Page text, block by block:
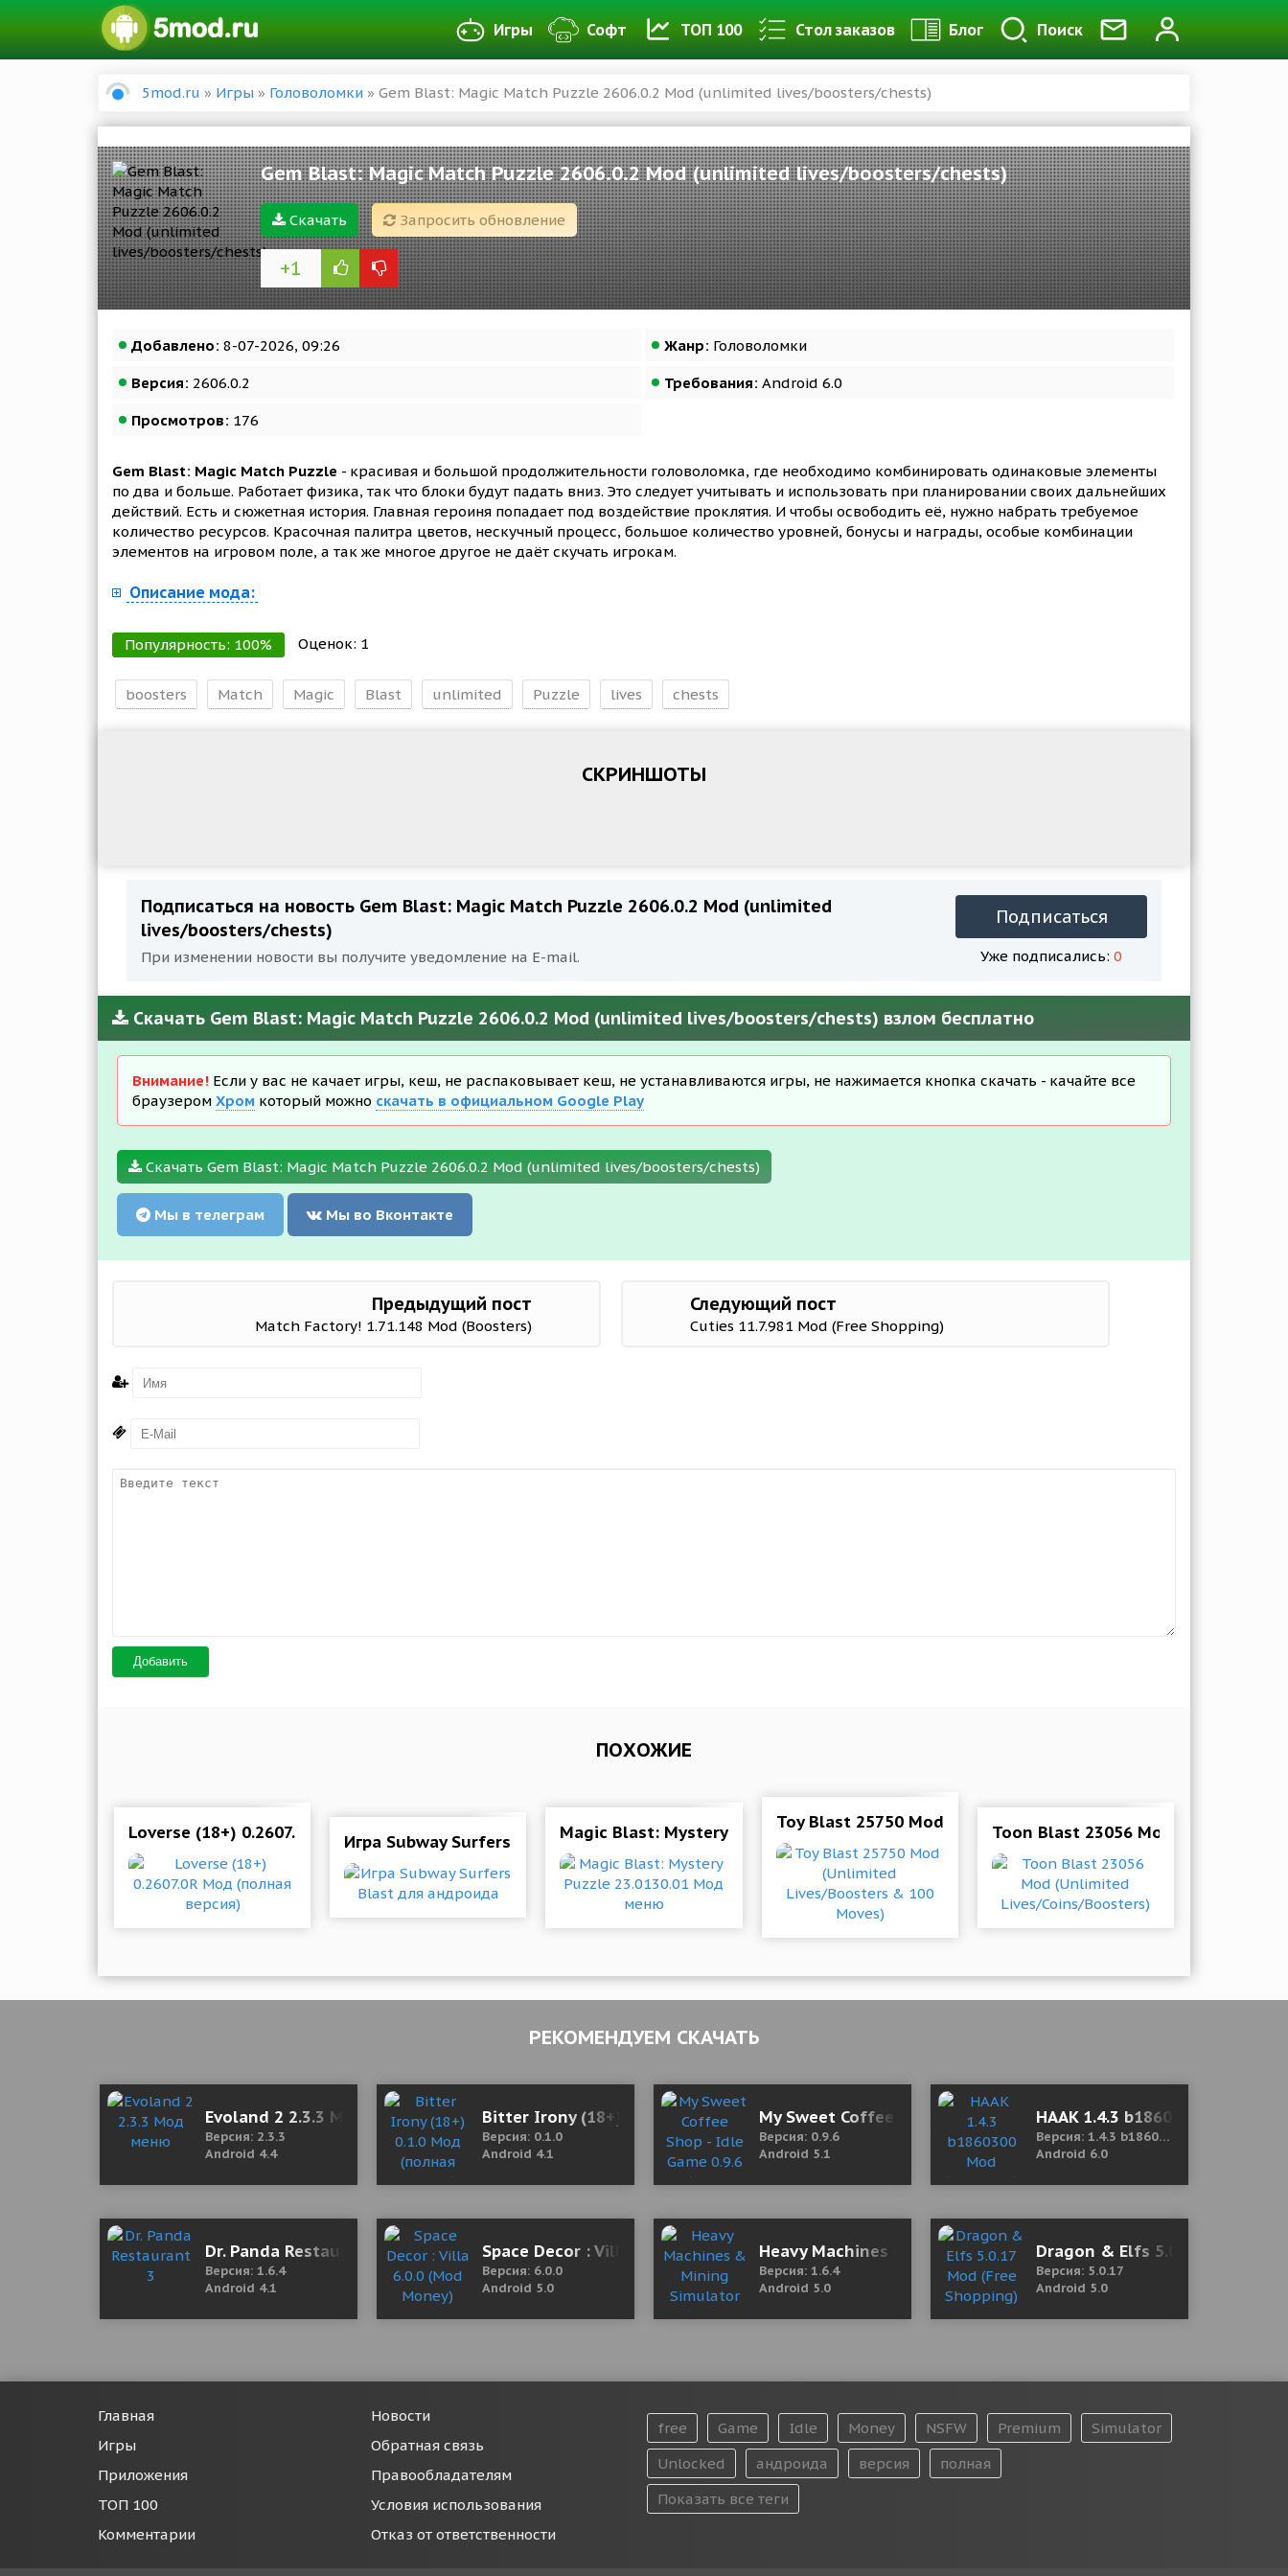
Игры Софт ТОП 100 Стол заказов Блог Поиск
5mod.ru » Игры » Головоломки » Gem Blast: Magic Match Puzzle 2606.0.2 Mod (unlimited lives/boosters/chests)
Gem Blast: Magic Match Puzzle 2606.0.2 Mod (unlimited lives/boosters/chests)
Скачать Запросить обновление
+1
Добавлено: 8-07-2026, 09:26 Жанр: Головоломки
Версия: 2606.0.2 Требования: Android 6.0
Просмотров: 176
Gem Blast: Magic Match Puzzle - красивая и большой продолжительности головоломка, где необходимо комбинировать одинаковые элементы
по два и больше. Работает физика, так что блоки будут падать вниз. Это следует учитывать и использовать при планировании своих дальнейших
действий. Есть и сюжетная история. Главная героиня попадает под воздействие проклятия. И чтобы освободить её, нужно набрать требуемое
количество ресурсов. Красочная палитра цветов, нескучный процесс, большое количество уровней, бонусы и награды, особые комбинации
элементов на игровом поле, а так же многое другое не даёт скучать игрокам.
Описание мода:
Популярность: 100% Оценок: 1
boosters Match Magic Blast unlimited Puzzle lives chests
СКРИНШОТЫ
Подписаться на новость Gem Blast: Magic Match Puzzle 2606.0.2 Mod (unlimited
lives/boosters/chests)
При изменении новости вы получите уведомление на E-mail.
Подписаться
Уже подписались: 0
Скачать Gem Blast: Magic Match Puzzle 2606.0.2 Mod (unlimited lives/boosters/chests) взлом бесплатно
Внимание! Если у вас не качает игры, кеш, не распаковывает кеш, не устанавливаются игры, не нажимается кнопка скачать - качайте все
браузером Хром который можно скачать в официальном Google Play
Скачать Gem Blast: Magic Match Puzzle 2606.0.2 Mod (unlimited lives/boosters/chests)
Мы в телеграм Мы во Вконтакте
Предыдущий пост
Match Factory! 1.71.148 Mod (Boosters)
Следующий пост
Cuties 11.7.981 Mod (Free Shopping)
Добавить
ПОХОЖИЕ
Loverse (18+) 0.2607.0R Мод (полная версия)Игра Subway Surfers Blast для андроидаMagic Blast: Mystery Puzzle 23.0130.01 Мод менюToy Blast 25750 Mod (Unlimited Lives/Boosters & 100 Moves)
Toon Blast 23056 Mod (Unlimited
РЕКОМЕНДУЕМ СКАЧАТЬ
Evoland 2 2.3.3 Мод меню
Версия: 2.3.3
Android 4.4
Bitter Irony (18+) 0.1.0 Мод (полная версия)
Версия: 0.1.0
Android 4.1
My Sweet Coffee Shop - Idle Game 0.9.6 (Mod Money)
Версия: 0.9.6
Android 5.1
HAAK 1.4.3 b1860300 Mod
Версия: 1.4.3 b1860300
Android 6.0
Dr. Panda Restaurant 3
Версия: 1.6.4
Android 4.1
Space Decor : Villa 6.0.0 (Mod Money)
Версия: 6.0.0
Android 5.0
Heavy Machines & Mining Simulator 1.6.4 Mod (Resurrection
Версия: 1.6.4
Android 5.0
Dragon & Elfs 5.0.17 Mod
Версия: 5.0.17
Android 5.0
Главная
Игры
Приложения
ТОП 100
Комментарии
Новости
Обратная связь
Правообладателям
Условия использования
Отказ от ответственности
free Game Idle Money NSFW Premium
Simulator
Unlocked
андроида версия
полная
Показать все теги